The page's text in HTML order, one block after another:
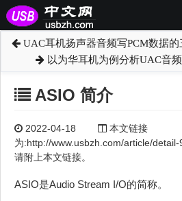
UAC耳机扬声器音频写PCM数据
以为华耳机为例分析UAC音
ASIO 简介
2022-04-18
本文链接
为:http://www.usbzh.com/article/
请附上本文链接。
ASIO是Audio Stream I/O的简称。